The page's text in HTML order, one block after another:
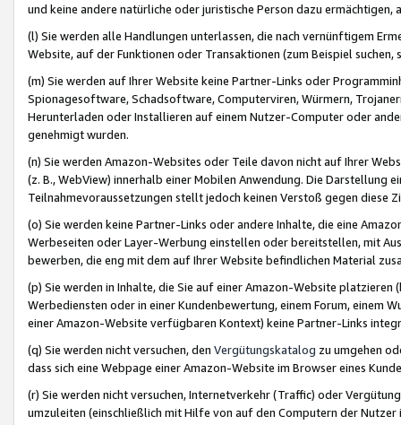
und keine andere natürliche oder juristische Person dazu
(l) Sie werden alle Handlungen unterlassen, die nach vernünftigem
Website, auf der Funktionen oder Transaktionen (zum Beispiel
(m) Sie werden auf Ihrer Website keine Partner-Links oder
Spionagesoftware, Schadsoftware, Computerviren, Würmern,
Herunterladen oder Installieren auf einem Nutzer-Computer oder
genehmigt wurden.
(n) Sie werden Amazon-Websites oder Teile davon nicht auf Ihrer
(z. B., WebView) innerhalb einer Mobilen Anwendung. Die Darstellung
Teilnahmevoraussetzungen stellt jedoch keinen Verstoß gegen diese
(o) Sie werden keine Partner-Links oder andere Inhalte, die eine
Werbeseiten oder Layer-Werbung einstellen oder bereitstellen, mit
bewerben, die eng mit dem auf Ihrer Website befindlichen Material
(p) Sie werden in Inhalte, die Sie auf einer Amazon-Website
Werbediensten oder in einer Kundenbewertung, einem Forum, einem
einer Amazon-Website verfügbaren Kontext) keine Partner-Links
(q) Sie werden nicht versuchen, den Vergütungskatalog zu umgehen
dass sich eine Webpage einer Amazon-Website im Browser eines
(r) Sie werden nicht versuchen, Internetverkehr (Traffic) oder
umzuleiten (einschließlich mit Hilfe von auf den Computern der